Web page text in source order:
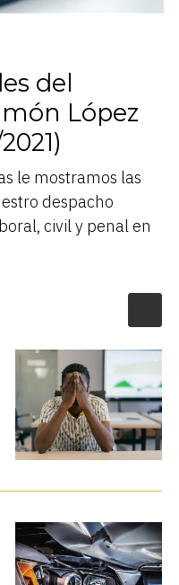
del
López
le mostramos las
despacho
civil y penal en